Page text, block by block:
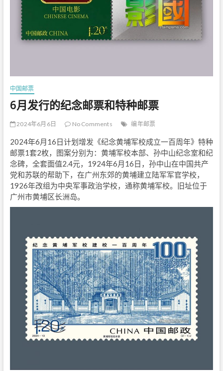
中国邮票
6月发行的纪念邮票和特种邮票
2024年6月6日 No Comments 编年邮票
2024年6月16日计划增发《纪念黄埔军校成立一百周年》特种
邮票1套2枚，图案分别为：黄埔军校本部、孙中山纪念室和纪
念碑，全套面值2.4元，1924年6月16日，孙中山在中国共产
党和苏联的帮助下，在广州东郊的黄埔建立陆军军官学校，
1926年改组为中央军事政治学校，通称黄埔军校。旧址位于
广州市黄埔区长洲岛。